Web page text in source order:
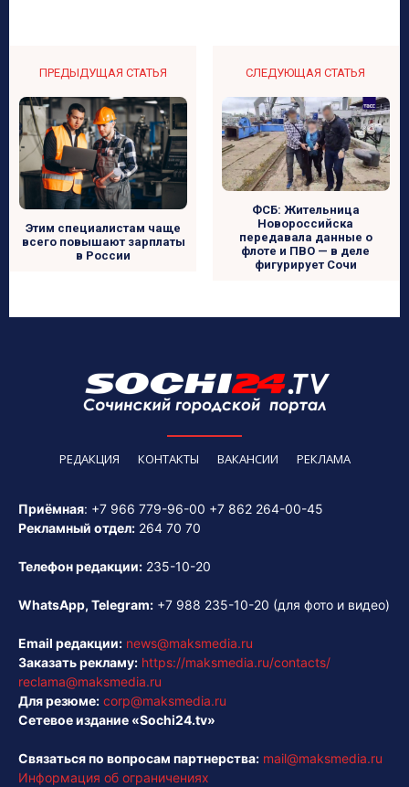
ПРЕДЫДУЩАЯ СТАТЬЯ
Этим специалистам чаще
всего повышают зарплаты
в России
СЛЕДУЮЩАЯ СТАТЬЯ
ФСБ: Жительница
Новороссийска
передавала данные о
флоте и ПВО — в деле
фигурирует Сочи
РЕДАКЦИЯ КОНТАКТЫ ВАКАНСИИ РЕКЛАМА
Приёмная: +7 966 779-96-00 +7 862 264-00-45
Рекламный отдел: 264 70 70
Телефон редакции: 235-10-20
WhatsApp, Telegram: +7 988 235-10-20 (для фото и видео)
Email редакции: news@maksmedia.ru
Заказать рекламу: https://maksmedia.ru/contacts/
reclama@maksmedia.ru
Для резюме: corp@maksmedia.ru
Сетевое издание «Sochi24.tv»
Связаться по вопросам партнерства: mail@maksmedia.ru
Информация об ограничениях